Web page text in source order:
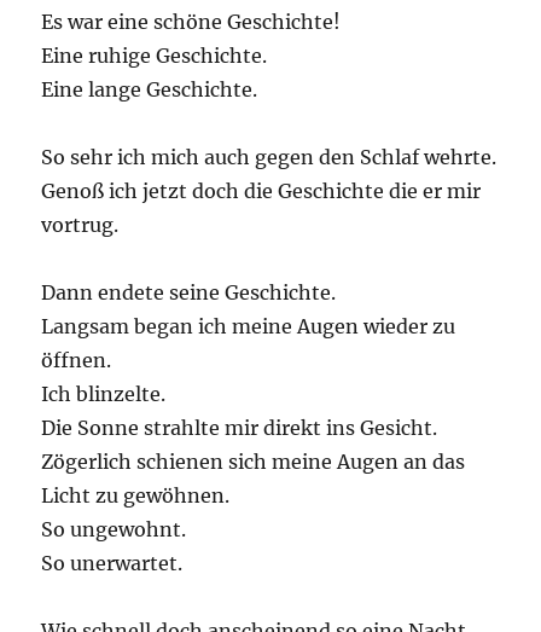
Es war eine schöne Geschichte!
Eine ruhige Geschichte.
Eine lange Geschichte.
So sehr ich mich auch gegen den Schlaf wehrte.
Genoß ich jetzt doch die Geschichte die er mir
vortrug.
Dann endete seine Geschichte.
Langsam began ich meine Augen wieder zu
öffnen.
Ich blinzelte.
Die Sonne strahlte mir direkt ins Gesicht.
Zögerlich schienen sich meine Augen an das
Licht zu gewöhnen.
So ungewohnt.
So unerwartet.